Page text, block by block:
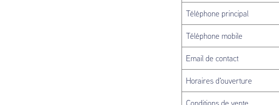
Téléphone principal
Téléphone mobile
Email de contact
Horaires d'ouverture
Conditions de vente